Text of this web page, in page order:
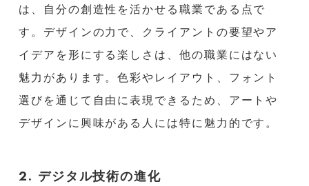
は、自分の創造性を活かせる職業である点で
す。デザインの力で、クライアントの要望やア
イデアを形にする楽しさは、他の職業にはない
魅力があります。色彩やレイアウト、フォント
選びを通じて自由に表現できるため、アートや
デザインに興味がある人には特に魅力的です。
2. デジタル技術の進化